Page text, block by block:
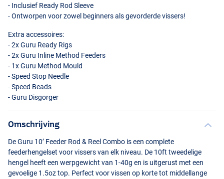
- Inclusief Ready Rod Sleeve
- Ontworpen voor zowel beginners als gevorderde vissers!
Extra accessoires:
- 2x Guru Ready Rigs
- 2x Guru Inline Method Feeders
- 1x Guru Method Mould
- Speed Stop Needle
- Speed Beads
- Guru Disgorger
Omschrijving
De Guru 10’ Feeder Rod & Reel Combo is een complete
feederhengelset voor vissers van elk niveau. De 10ft tweedelige
hengel heeft een werpgewicht van 1-40g en is uitgerust met een
gevoelige 1.5oz top. Perfect voor vissen op korte tot middellange